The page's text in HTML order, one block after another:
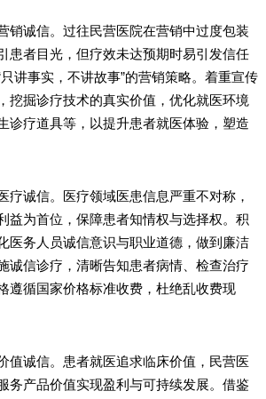
诚信。过往民营医院在营销中过度包装
患者目光，但疗效未达预期时易引发信任
讲事实，不讲故事”的营销策略。着重宣传
挖掘诊疗技术的真实价值，优化就医环境
诊疗道具等，以提升患者就医体验，塑造
诚信。医疗领域医患信息严重不对称，
益为首位，保障患者知情权与选择权。积
医务人员诚信意识与职业道德，做到廉洁
诚信诊疗，清晰告知患者病情、检查治疗
遵循国家价格标准收费，杜绝乱收费现
诚信。患者就医追求临床价值，民营医
务产品价值实现盈利与可持续发展。借鉴